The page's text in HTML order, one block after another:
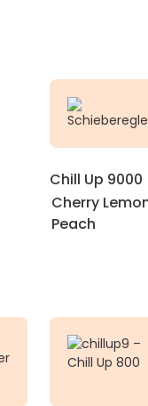
Chill Up 9000
Cherry
Peach